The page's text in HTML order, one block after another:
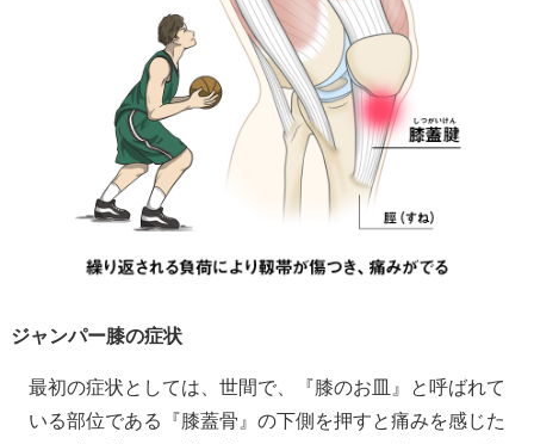
ジャンパー膝の症状
最初の症状としては、世間で、『膝のお皿』と呼ばれて
いる部位である『膝蓋骨』の下側を押すと痛みを感じた